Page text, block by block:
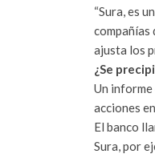
“Sura, es
compañías
ajusta los
¿Se
Un
acciones
El banco
Sura, por